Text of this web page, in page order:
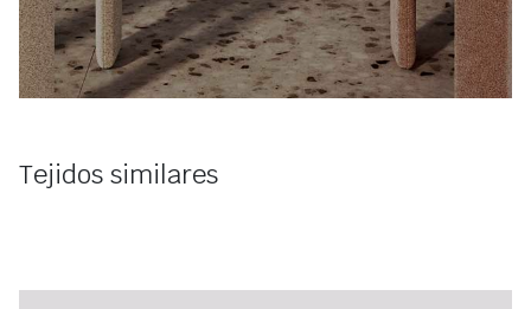
Tejidos similares